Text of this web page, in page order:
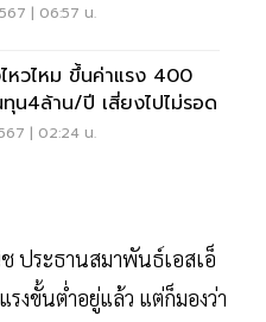
| 06:57 น.
หวไหม ขึ้นค่าแรง 400
ทุน4ล้าน/ปี เสี่ยงไปไม่รอด
| 02:24 น.
ประธานสมาพันธ์เอสเอ็
งขั้นต่ำอยู่แล้ว แต่ก็มองว่า